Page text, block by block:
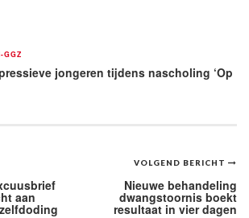
GGZ
jongeren tijdens nascholing ‘Op
VOLGEND BERICHT
Nieuwe behandeling
dwangstoornis boekt
resultaat in vier dagen
aan